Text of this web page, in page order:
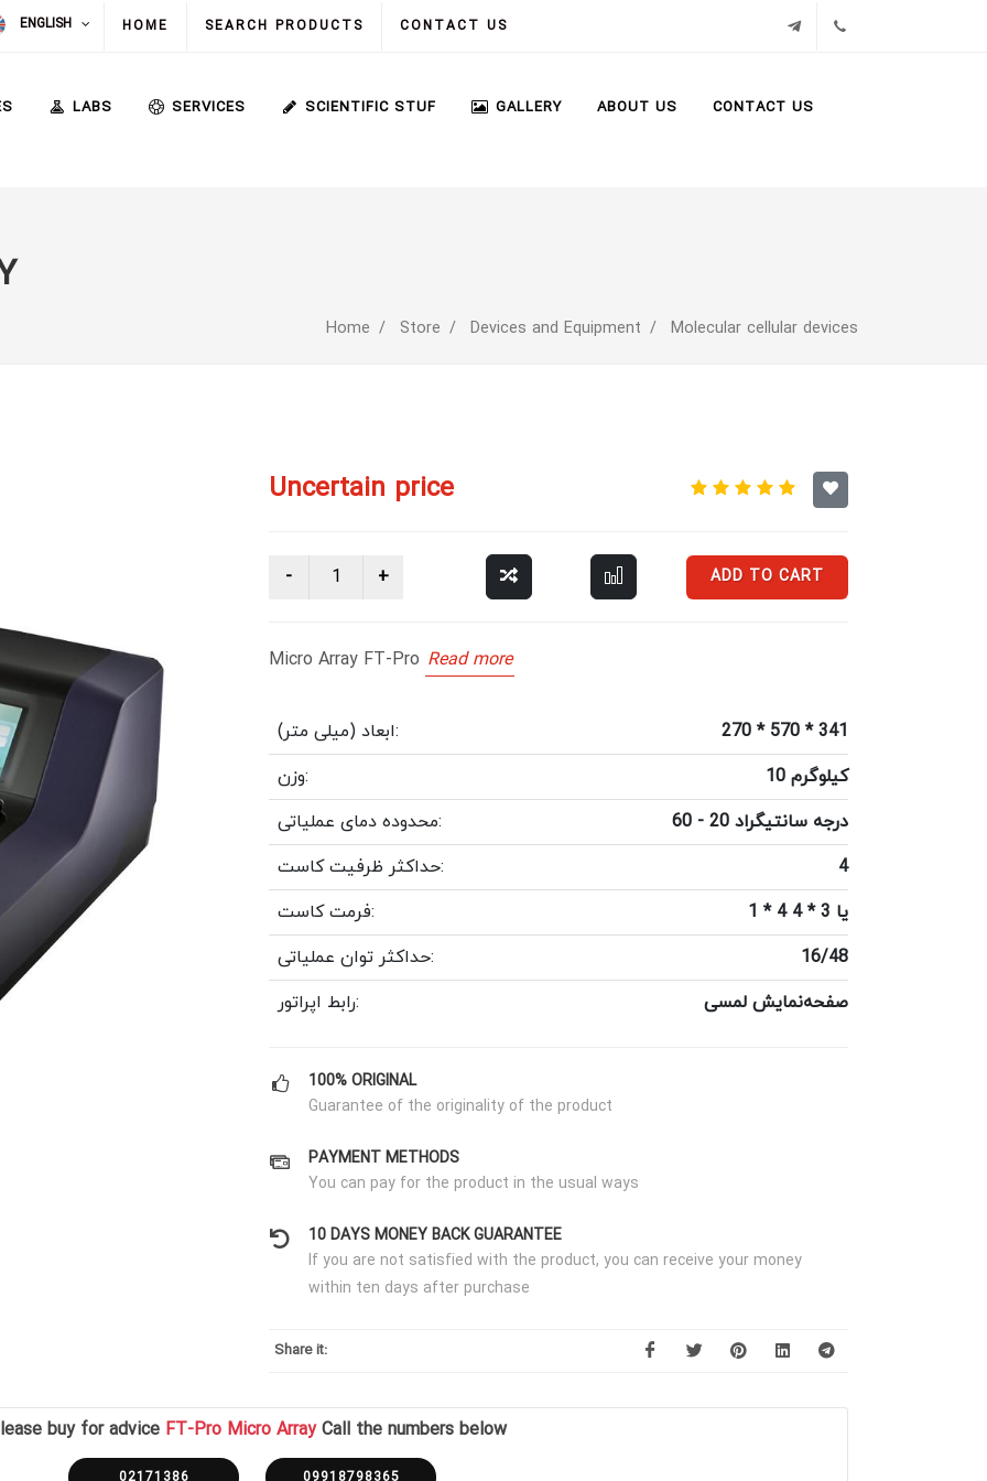
ENGLISH HOME SEARCH PRODUCTS CONTACT US تلگرام
LABS SERVICES SCIENTIFIC STUF GALLERY ABOUT US CONTACT US
Home Store Devices and Equipment Molecular cellular devices
Uncertain price
ADD TO CART
Micro Array FT-Pro Read more
ابعاد (میلی متر):
270 * 570 * 341
وزن:
10 کیلوگرم
محدوده دمای عملیاتی:
60 - 20 درجه سانتیگراد
حداکثر ظرفیت کاست:
4
فرمت کاست:
1 * 4 یا 3 * 4
حداکثر توان عملیاتی:
16/48
رابط اپراتور:
صفحه‌نمایش لمسی
100% ORIGINAL
Guarantee of the originality of the product
PAYMENT METHODS
You can pay for the product in the usual ways
10 DAYS MONEY BACK GUARANTEE
If you are not satisfied with the product, you can receive your money
within ten days after purchase
Share it:
buy for advice FT-Pro Micro ArrayCall the numbers below